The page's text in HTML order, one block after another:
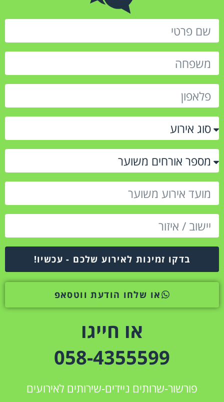
בדקו זמינות לאירוע שלכם - עכשיו!
או שלחו הודעת ווטסאפ
או חייגו
058-4355599
פורשור-שרותים ניידים-שירותים לאירועים